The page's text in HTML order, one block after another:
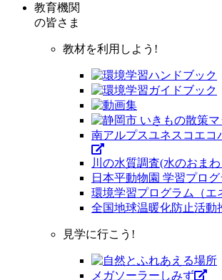
教育機関
の皆さま
教材を利用しよう!
南アルプスユネスコエコ
川の水質調査(水のおま
日本平動物園 学習プログ
環境学習プログラム（エ
全国地球温暖化防止活動
見学に行こう!
メガソーラーしみず